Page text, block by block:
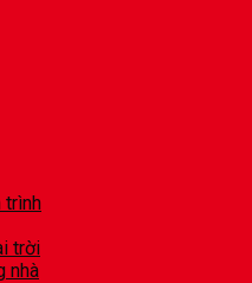
trình
trời
nhà